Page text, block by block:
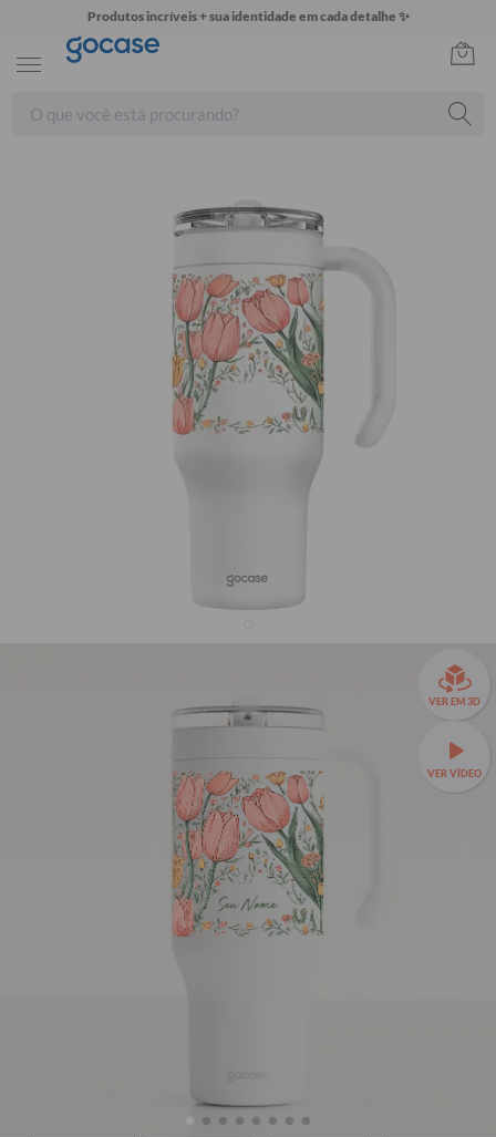
Produtos incríveis + sua identidade em cada detalhe ✨
VER EM 3D
VER VÍDEO
Seu Nome
Copo Térmico Life + Ebook - Vintage Tulips
R$239,90
🌟 O queridinho da sua rotina —Copo Térmico Life a partir
de R$129,90 + MIMO!🥤Mais praticidade para sua